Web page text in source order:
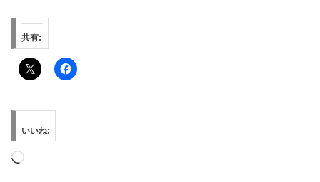
共有:
いいね:
読